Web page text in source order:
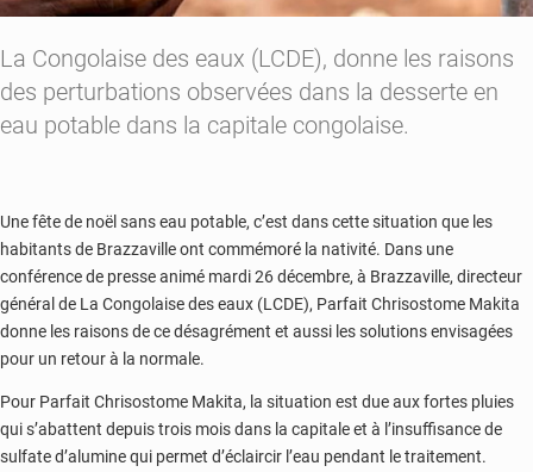
La Congolaise des eaux (LCDE), donne les raisons
des perturbations observées dans la desserte en
eau potable dans la capitale congolaise.
Une fête de noël sans eau potable, c’est dans cette situation que les
habitants de Brazzaville ont commémoré la nativité. Dans une
conférence de presse animé mardi 26 décembre, à Brazzaville, directeur
général de La Congolaise des eaux (LCDE), Parfait Chrisostome Makita
donne les raisons de ce désagrément et aussi les solutions envisagées
pour un retour à la normale.
Pour Parfait Chrisostome Makita, la situation est due aux fortes pluies
qui s’abattent depuis trois mois dans la capitale et à l’insuffisance de
sulfate d’alumine qui permet d’éclaircir l’eau pendant le traitement.